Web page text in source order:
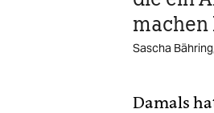
machen
Sascha
Damals